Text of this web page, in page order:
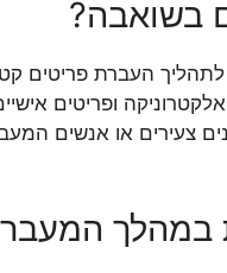
בשואבה?
העברת פריטים
ופריטים
צעירים או אנשים
במהלך